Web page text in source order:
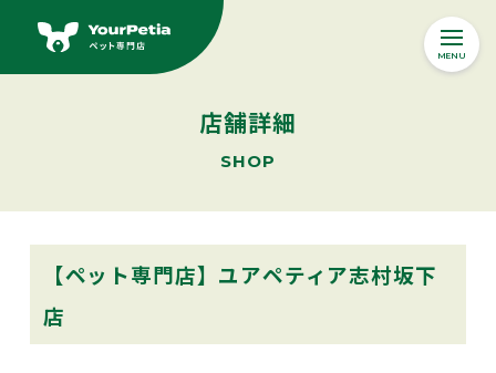
MENU
Online Store
ペットサービス
ペット医療・ペット保険
店舗詳細
SHOP
【ペット専門店】ユアペティア志村坂下
店